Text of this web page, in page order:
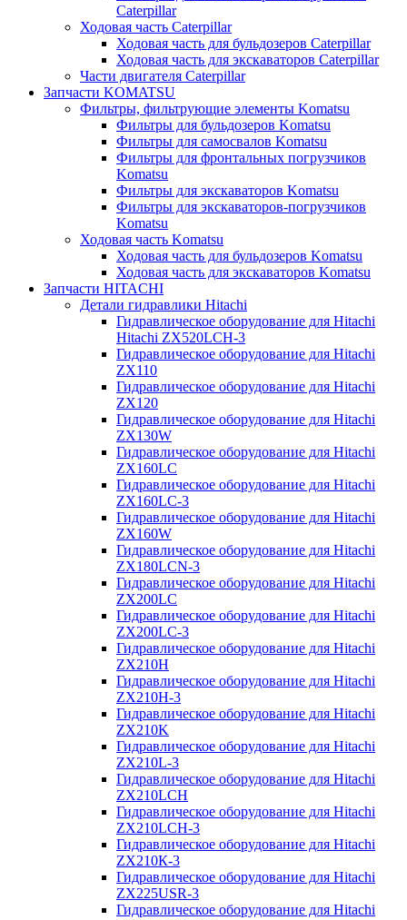
Caterpillar
Ходовая часть Caterpillar
Ходовая часть для бульдозеров Caterpillar
Ходовая часть для экскаваторов Caterpillar
Части двигателя Caterpillar
Запчасти KOMATSU
Фильтры, фильтрующие элементы Komatsu
Фильтры для бульдозеров Komatsu
Фильтры для самосвалов Komatsu
Фильтры для фронтальных погрузчиков
Komatsu
Фильтры для экскаваторов Komatsu
Фильтры для экскаваторов-погрузчиков
Komatsu
Ходовая часть Komatsu
Ходовая часть для бульдозеров Komatsu
Ходовая часть для экскаваторов Komatsu
Запчасти HITACHI
Детали гидравлики Hitachi
Гидравлическое оборудование для Hitachi
Hitachi ZX520LCH-3
Гидравлическое оборудование для Hitachi
ZX110
Гидравлическое оборудование для Hitachi
ZX120
Гидравлическое оборудование для Hitachi
ZX130W
Гидравлическое оборудование для Hitachi
ZX160LC
Гидравлическое оборудование для Hitachi
ZX160LC-3
Гидравлическое оборудование для Hitachi
ZX160W
Гидравлическое оборудование для Hitachi
ZX180LCN-3
Гидравлическое оборудование для Hitachi
ZX200LC
Гидравлическое оборудование для Hitachi
ZX200LC-3
Гидравлическое оборудование для Hitachi
ZX210H
Гидравлическое оборудование для Hitachi
ZX210H-3
Гидравлическое оборудование для Hitachi
ZX210K
Гидравлическое оборудование для Hitachi
ZX210L-3
Гидравлическое оборудование для Hitachi
ZX210LCH
Гидравлическое оборудование для Hitachi
ZX210LCH-3
Гидравлическое оборудование для Hitachi
ZX210К-3
Гидравлическое оборудование для Hitachi
ZX225USR-3
Гидравлическое оборудование для Hitachi